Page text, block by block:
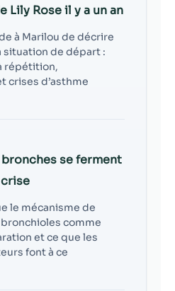
Lily Rose il y a un an
à Marilou de décrire
situation de départ :
répétition,
crises d’asthme
se ferment
le mécanisme de
comme
et ce que les
font à ce